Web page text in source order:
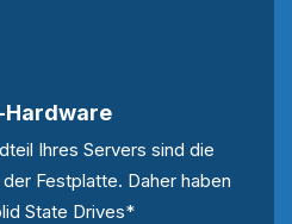
Ihres Servers sind die
Festplatte. Daher haben
State Drives*